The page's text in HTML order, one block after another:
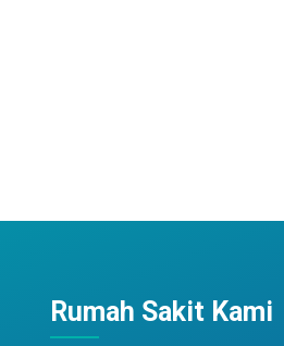
Rumah Sakit Kami